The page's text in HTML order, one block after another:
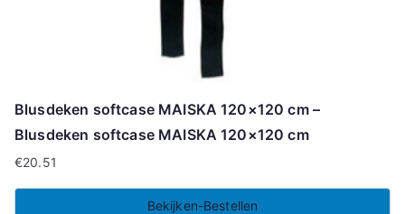
Blusdeken softcase MAISKA 120×120 cm –
Blusdeken softcase MAISKA 120×120 cm
€20.51
Bekijken-Bestellen